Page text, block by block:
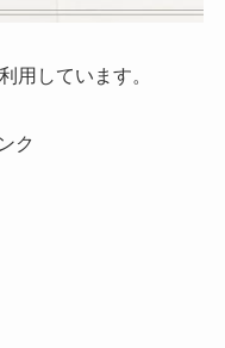
用しています。
ク